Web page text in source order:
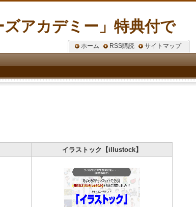
アカデミー」特典付で
イラストック【illustock】
ホーム RSS購読 サイトマップ